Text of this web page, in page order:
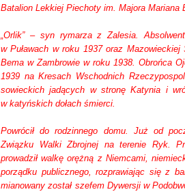
Batalion Lekkiej Piechoty im. Majora Mariana
„Orlik” – syn rymarza z Zalesia.
w Puławach w roku 1937 oraz
Bema w Zambrowie w roku 1938. Obrońca
1939 na Kresach Wschodnich
sowieckich jadących w stronę Katynia i
w katyńskich dołach śmierci.
Powrócił do rodzinnego domu. Już od
Związku Walki Zbrojnej na terenie Ryk.
prowadził walkę orężną z Niemcami,
porządku publicznego, rozprawiając się z
mianowany został szefem Dywersji w